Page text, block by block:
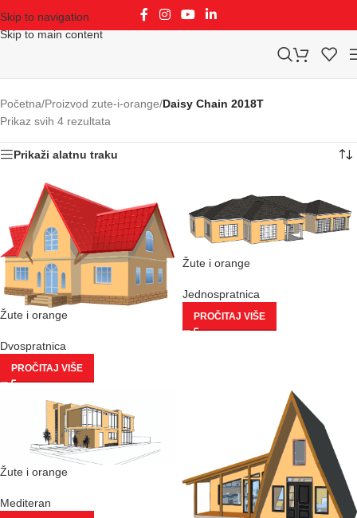
Skip to navigation
Skip to main content
Početna/Proizvod zute-i-orange/Daisy Chain 2018T
Prikaz svih 4 rezultata
Prikaži alatnu traku
Žute i orange
Dvospratnica
PROČITAJ VIŠE
Žute i orange
Jednospratnica
PROČITAJ VIŠE
Žute i orange
Mediteran